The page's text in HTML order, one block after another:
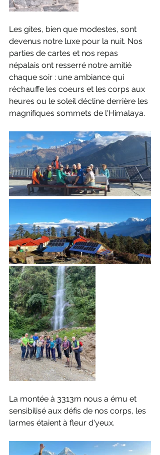
Les gites, bien que modestes, sont
devenus notre luxe pour la nuit. Nos
parties de cartes et nos repas
népalais ont resserré notre amitié
chaque soir : une ambiance qui
réchauffe les coeurs et les corps aux
heures ou le soleil décline derrière les
magnifiques sommets de l'Himalaya.
La montée à 3313m nous a ému et
sensibilisé aux défis de nos corps, les
larmes étaient à fleur d'yeux.